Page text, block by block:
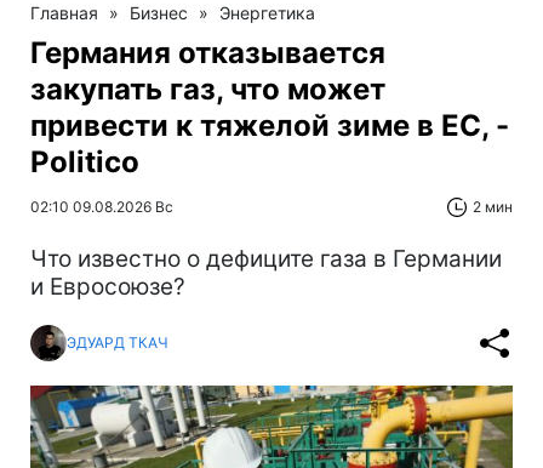
Главная » Бизнес » Энергетика
Германия отказывается
закупать газ, что может
привести к тяжелой зиме в ЕС, -
Politico
02:10 09.08.2026 Вс 2 мин
Что известно о дефиците газа в Германии
и Евросоюзе?
ЭДУАРД ТКАЧ